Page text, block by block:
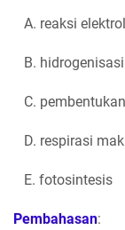
A. reaksi
B.
C.
D. respirasi
E. fotosintesis
Pembahasan: